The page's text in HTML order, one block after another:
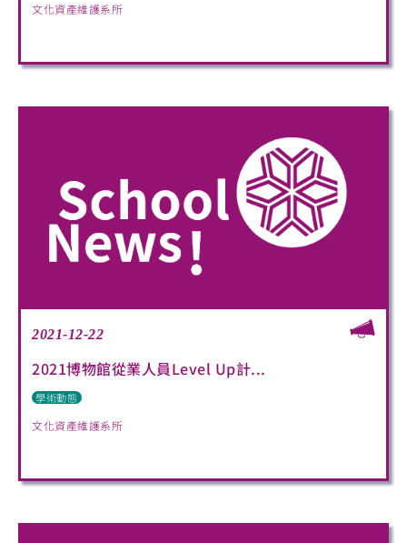
文化資產維護系所
2021-12-22
2021博物館從業人員Level Up計...
學術動態
文化資產維護系所